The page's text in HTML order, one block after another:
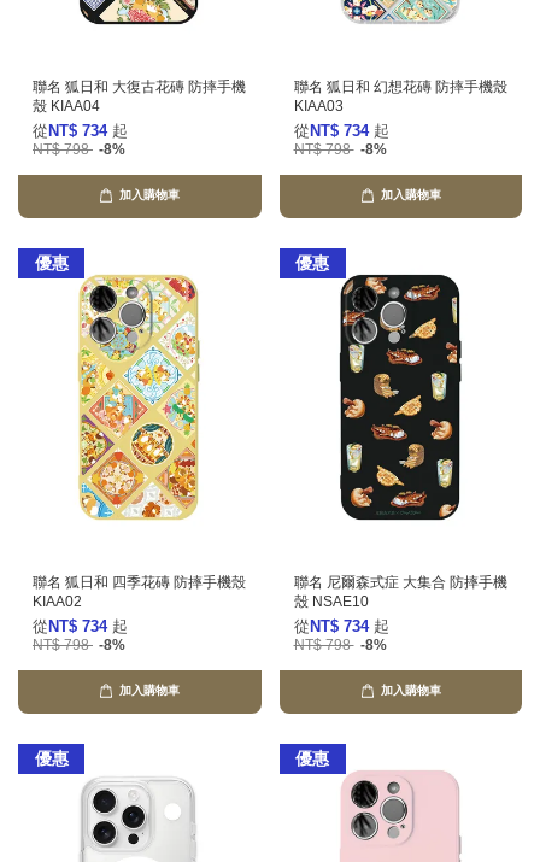
聯名 狐日和 大復古花磚 防摔手機
殼 KIAA04
從 NT$ 734 起
NT$ 798 -8%
加入購物車
聯名 狐日和 幻想花磚 防摔手機殼
KIAA03
從 NT$ 734 起
NT$ 798 -8%
加入購物車
優惠
聯名 狐日和 四季花磚 防摔手機殼
KIAA02
從 NT$ 734 起
NT$ 798 -8%
加入購物車
優惠
聯名 尼爾森式症 大集合 防摔手機
殼 NSAE10
從 NT$ 734 起
NT$ 798 -8%
加入購物車
優惠 優惠